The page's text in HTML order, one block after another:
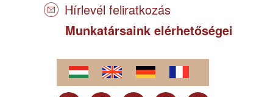
Hírlevél feliratkozás
Munkatársaink elérhetőségei